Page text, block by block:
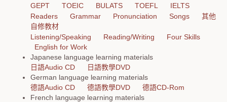
GEPT
TOEIC BULATS TOEFL
IELTS
Readers
Grammar Pronunciation Songs
其他
自修教材
Listening/Speaking
Reading/Writing
Four Skills
English for Work
Japanese language learning materials
日語Audio CD
日語教學DVD
German language learning materials
德語Audio CD
德語教學DVD
德語CD-Rom
French language learning materials